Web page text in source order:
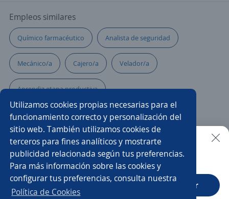
Utilizamos cookies propias necesarias para el
funcionamiento correcto y personalización del
sitio web. También utilizamos cookies de
terceros para fines analíticos y mostrarte
publicidad relacionada según tus preferencias.
Para más información sobre las cookies y
configurar tus preferencias, consulta nuestra
Política de Cookies
Empleos similares
Químico farmacéutico Analista de seguridad
Mecánico/a Cajero/a Velador/a
Aprendiz etapa productiva
Operador/a de medios tecnológicos Especialista
Operador/a Administrador/a punto de venta
Auxiliar contable y administrativo Inspector/a
Pasante de sistemas
Buscar es más fácil en la app
CT App Abrir